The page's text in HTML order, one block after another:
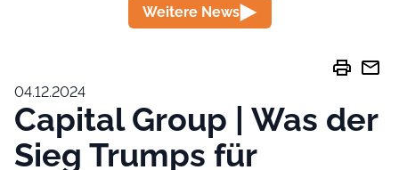
Weitere News
print mail
04.12.2024
Capital Group | Was der
Sieg Trumps für